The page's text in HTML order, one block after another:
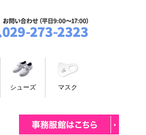
シューズ マスク